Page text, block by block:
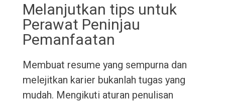
Melanjutkan tips untuk
Perawat Peninjau
Pemanfaatan
Membuat resume yang sempurna dan
melejitkan karier bukanlah tugas yang
mudah. Mengikuti aturan penulisan